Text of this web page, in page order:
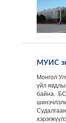
МУИС
Монгол
үйл
байна.